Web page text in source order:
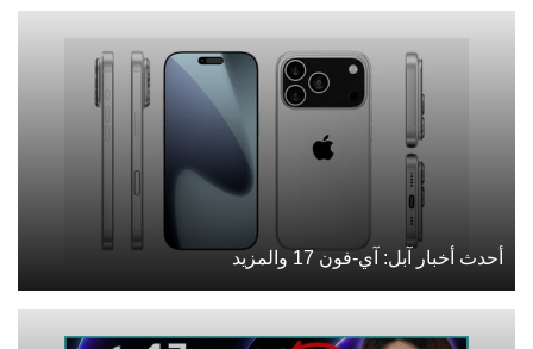
أحدث أخبار آبل: آي-فون 17 والمزيد